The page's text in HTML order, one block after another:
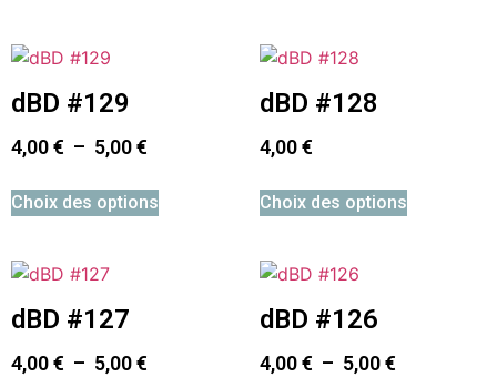
dBD #129
4,00€ – 5,00€
Choix des options
dBD #128
4,00€
Choix des options
dBD #127
4,00€ – 5,00€
dBD #126
4,00€ – 5,00€